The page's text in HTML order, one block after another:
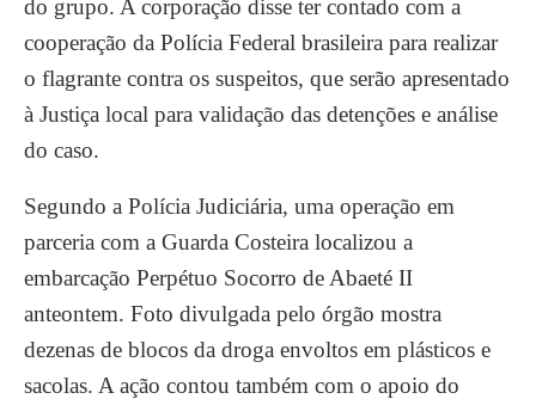
do grupo. A corporação disse ter contado com a
cooperação da Polícia Federal brasileira para realizar
o flagrante contra os suspeitos, que serão apresentado
à Justiça local para validação das detenções e análise
do caso.
Segundo a Polícia Judiciária, uma operação em
parceria com a Guarda Costeira localizou a
embarcação Perpétuo Socorro de Abaeté II
anteontem. Foto divulgada pelo órgão mostra
dezenas de blocos da droga envoltos em plásticos e
sacolas. A ação contou também com o apoio do